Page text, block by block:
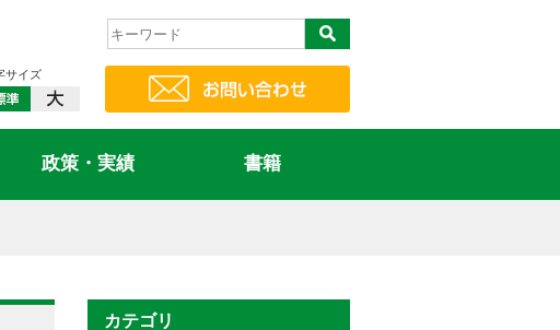
サイズ
政策・実績 書籍
カテゴリ